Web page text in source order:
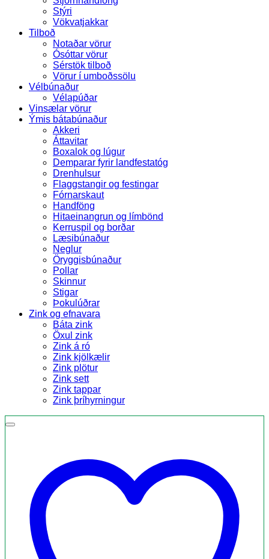
Stýri
Vökvatjakkar
Tilboð
Notaðar vörur
Ósóttar vörur
Sérstök tilboð
Vörur í umboðssölu
Vélbúnaður
Vélapúðar
Vinsælar vörur
Ýmis bátabúnaður
Akkeri
Áttavitar
Boxalok og lúgur
Demparar fyrir landfestatóg
Drenhulsur
Flaggstangir og festingar
Fórnarskaut
Handföng
Hitaeinangrun og límbönd
Kerruspil og borðar
Læsibúnaður
Neglur
Öryggisbúnaður
Pollar
Skinnur
Stigar
Þokulúðrar
Zink og efnavara
Báta zink
Öxul zink
Zink á ró
Zink kjölkælir
Zink plötur
Zink sett
Zink tappar
Zink þríhyrningur